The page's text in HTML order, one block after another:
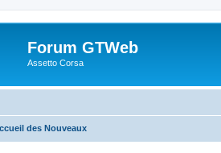
Forum GTWeb
Assetto Corsa
des Nouveaux